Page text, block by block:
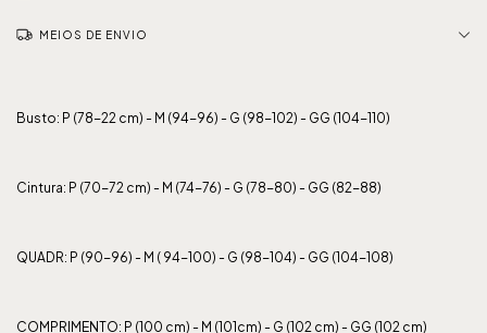
MEIOS DE ENVIO
Busto: P (78-22 cm) - M (94-96) - G (98-102) - GG (104-110)
Cintura: P (70-72 cm) - M (74-76) - G (78-80) - GG (82-88)
QUADR: P (90-96) - M ( 94-100) - G (98-104) - GG (104-108)
COMPRIMENTO: P (100 cm) - M (101cm) - G (102 cm) - GG (102 cm)